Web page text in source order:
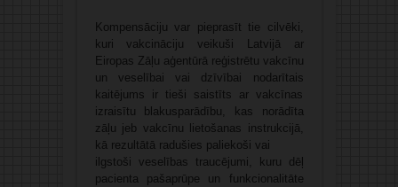
Kompensāciju var pieprasīt tie cilvēki,
kuri vakcināciju veikuši Latvijā ar
Eiropas Zāļu aģentūrā reģistrētu vakcīnu
un veselībai vai dzīvībai nodarītais
kaitējums ir tieši saistīts ar vakcīnas
izraisītu blakusparādību, kas norādīta
zāļu jeb vakcīnu lietošanas instrukcijā,
kā rezultātā radušies paliekoši vai
ilgstoši veselības traucējumi, kuru dēļ
pacienta pašaprūpe un funkcionalitāte